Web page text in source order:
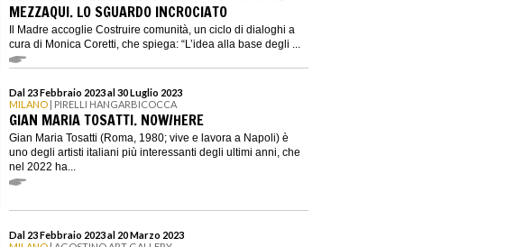
MEZZAQUI. LO SGUARDO INCROCIATO
Il Madre accoglie Costruire comunità, un ciclo di dialoghi a
cura di Monica Coretti, che spiega: “L’idea alla base degli ...
Dal 23 Febbraio 2023 al 30 Luglio 2023
MILANO | PIRELLI HANGARBICOCCA
GIAN MARIA TOSATTI. NOW/HERE
Gian Maria Tosatti (Roma, 1980; vive e lavora a Napoli) è
uno degli artisti italiani più interessanti degli ultimi anni, che
nel 2022 ha...
Dal 23 Febbraio 2023 al 20 Marzo 2023